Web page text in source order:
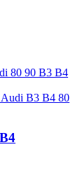
B3 B4 80